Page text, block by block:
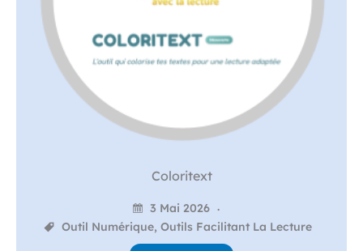
Coloritext
3 Mai 2026
Outil Numérique, Outils Facilitant La Lecture